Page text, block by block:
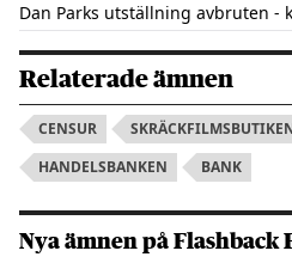
Dan Parks utställning avbruten -
Relaterade ämnen
CENSUR
HANDELSBANKEN
BANK
Nya ämnen på Flashback